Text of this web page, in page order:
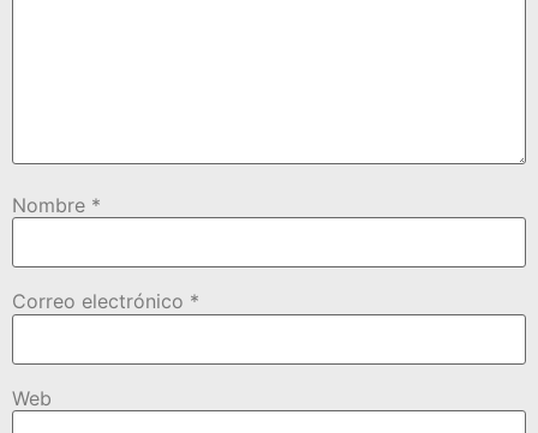
Nombre *
Correo electrónico *
Web